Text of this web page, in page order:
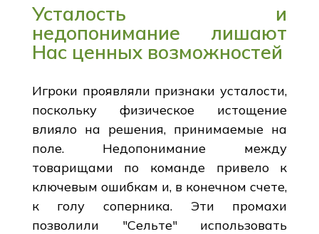
Усталость и
недопонимание лишают
Нас ценных возможностей
Игроки проявляли признаки усталости,
поскольку физическое истощение
влияло на решения, принимаемые на
поле. Недопонимание между
товарищами по команде привело к
ключевым ошибкам и, в конечном счете,
к голу соперника. Эти промахи
позволили "Сельте" использовать